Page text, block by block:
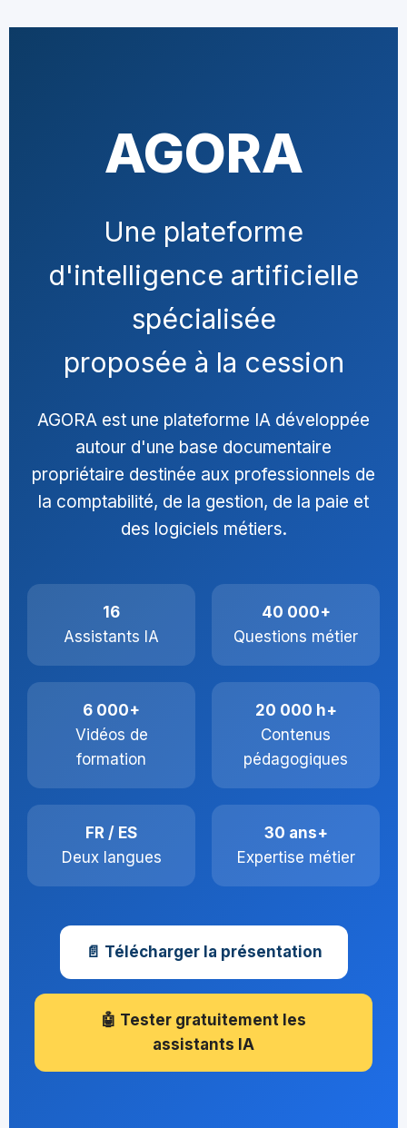
AGORA
Une plateforme
d'intelligence artificielle
spécialisée
proposée à la cession
AGORA est une plateforme IA développée
autour d'une base documentaire
propriétaire destinée aux professionnels de
la comptabilité, de la gestion, de la paie et
des logiciels métiers.
16
Assistants IA
40 000+
Questions métier
6 000+
Vidéos de
formation
20 000 h+
Contenus
pédagogiques
FR / ES
Deux langues
30 ans+
Expertise métier
📄 Télécharger la présentation
🤖 Tester gratuitement les
assistants IA